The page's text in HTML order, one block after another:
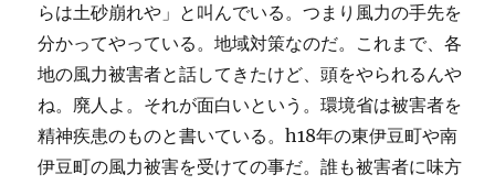
らは土砂崩れや」と叫んでいる。つまり風力の手先を
分かってやっている。地域対策なのだ。これまで、各
地の風力被害者と話してきたけど、頭をやられるんや
ね。廃人よ。それが面白いという。環境省は被害者を
精神疾患のものと書いている。h18年の東伊豆町や南
伊豆町の風力被害を受けての事だ。誰も被害者に味方